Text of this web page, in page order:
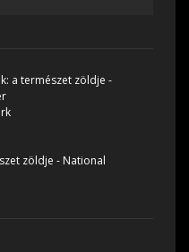
a természet zöldje -
zöldje - National